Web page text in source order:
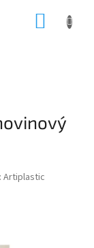
Artiplastic